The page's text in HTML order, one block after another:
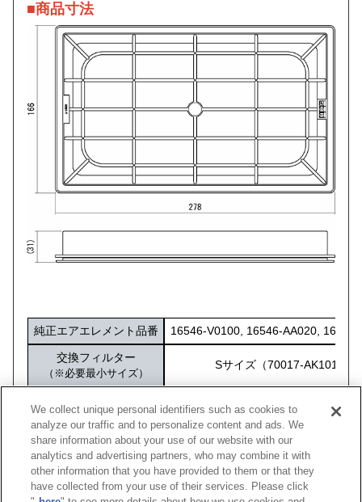
■商品寸法
純正エアエレメント品番 16546-V0100, 16546-AA020, 16546-
交換フィルター
（※必要最小サイズ）
Sサイズ（70017-AK101）
車種 エンジン 年式 純正品番
We collect unique personal identifiers such as cookies to
analyze our traffic and to personalize content and ads. We
share information about your use of our website with our
analytics and advertising partners, who may combine it with
other information that you have provided to them or that they
have collected from your use of their services. Please click